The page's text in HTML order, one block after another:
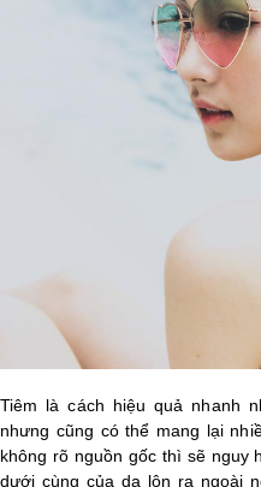
Tiêm là cách hiệu quả nhanh
nhưng cũng có thể mang lại
không rõ nguồn gốc thì sẽ nguy
dưới cùng của da lộn ra ngoài